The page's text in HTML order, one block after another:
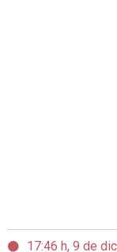
17:46 h, 9 de